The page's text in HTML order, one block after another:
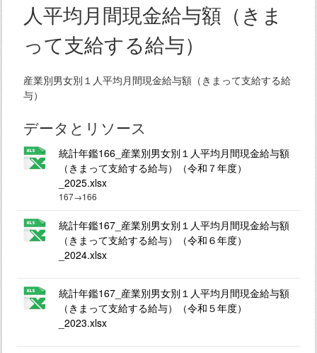
人平均月間現金給与額（きま
って支給する給与）
産業別男女別１人平均月間現金給与額（きまって支給する給
与）
データとリソース
統計年鑑166_産業別男女別１人平均月間現金給与額
（きまって支給する給与）（令和７年度）
_2025.xlsx
167→166
統計年鑑167_産業別男女別１人平均月間現金給与額
（きまって支給する給与）（令和６年度）
_2024.xlsx
統計年鑑167_産業別男女別１人平均月間現金給与額
（きまって支給する給与）（令和５年度）
_2023.xlsx